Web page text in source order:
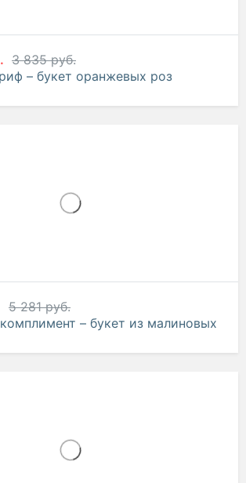
3 835 руб.
– букет оранжевых роз
5 281 руб.
– букет из малиновых